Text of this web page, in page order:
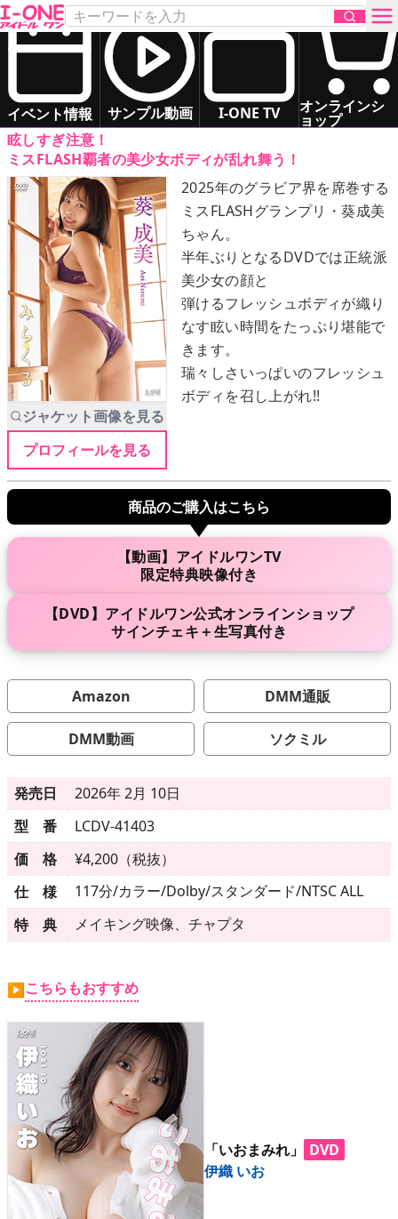
イベント情報 サンプル動画 I-ONE TV オンラインシ
ョップ
お問い合わせ
TOP
DVD
Blu-ray
サンプル動画
イベント情報
アイドル一覧
▶発売年月日
ご利用ガイド
▶更新情報
▶個人情報保護について
▶ よくあるご質問
▶ 会社概要
葵 成美
DVD
スレンダー
清楚系 癒し系
眩しすぎ注意！
ミスFLASH覇者の美少女ボディが乱れ舞う！
ジャケット画像を見る
プロフィールを見る
2025年のグラビア界を席巻する
ミスFLASHグランプリ・葵成美
ちゃん。
半年ぶりとなるDVDでは正統派
美少女の顔と
弾けるフレッシュボディが織り
なす眩い時間をたっぷり堪能で
きます。
瑞々しさいっぱいのフレッシュ
ボディを召し上がれ!!
商品のご購入はこちら
【動画】アイドルワンTV
限定特典映像付き
【DVD】アイドルワン公式オンラインショップ
サインチェキ＋生写真付き
Amazon DMM通販
DMM動画 ソクミル
発売日
2026年 2月 10日
型 番
LCDV-41403
価 格
¥4,200（税抜）
仕 様
117分/カラー/Dolby/スタンダード/NTSC ALL
特 典
メイキング映像、チャプタ
▶こちらもおすすめ
「いおまみれ」
DVD
伊織 いお